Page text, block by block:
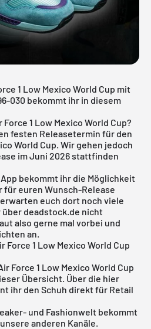
1 Low Mexico World Cup mit
030 bekommt ihr in diesem
1 Low Mexico World Cup?
festen Releasetermin für den
World Cup. Wir gehen jedoch
im Juni 2026 stattfinden
bekommt ihr die Möglichkeit
für euren Wunsch-Release
euch dort noch viele
deadstock.de nicht
also gerne mal vorbei und
an.
Force 1 Low Mexico World Cup
Force 1 Low Mexico World Cup
Übersicht. Über die hier
ihr den Schuh direkt für Retail
- und Fashionwelt bekommt
anderen Kanäle.